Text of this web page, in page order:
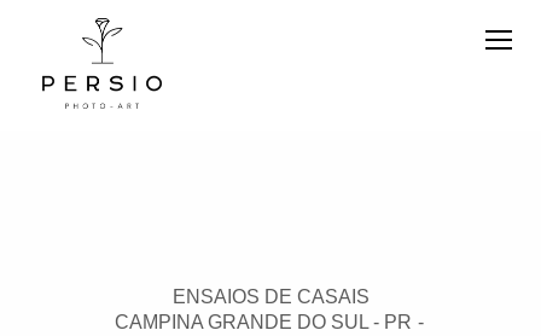
ENSAIOS DE CASAIS
CAMPINA GRANDE DO SUL - PR